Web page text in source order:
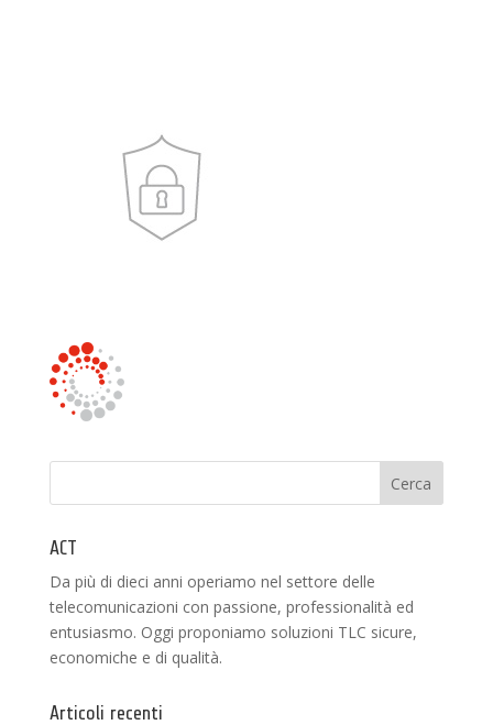
ACT
Da più di dieci anni operiamo nel settore delle
telecomunicazioni con passione, professionalità ed
entusiasmo. Oggi proponiamo soluzioni TLC sicure,
economiche e di qualità.
Articoli recenti